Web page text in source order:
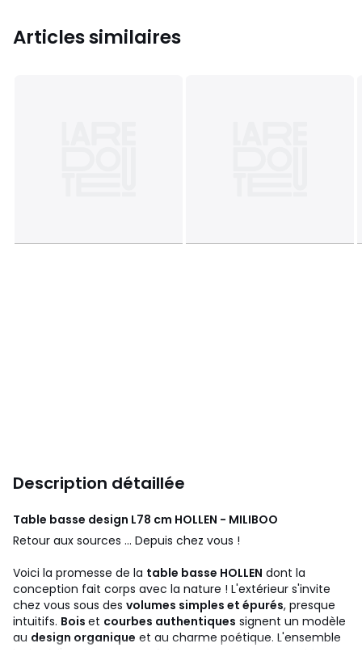
Articles similaires
Description détaillée
Table basse design L78 cm HOLLEN - MILIBOO
Retour aux sources ... Depuis chez vous !
Voici la promesse de la table basse HOLLEN dont la
conception fait corps avec la nature ! L'extérieur s'invite
chez vous sous des volumes simples et épurés, presque
intuitifs. Bois et courbes authentiques signent un modèle
au design organique et au charme poétique. L'ensemble